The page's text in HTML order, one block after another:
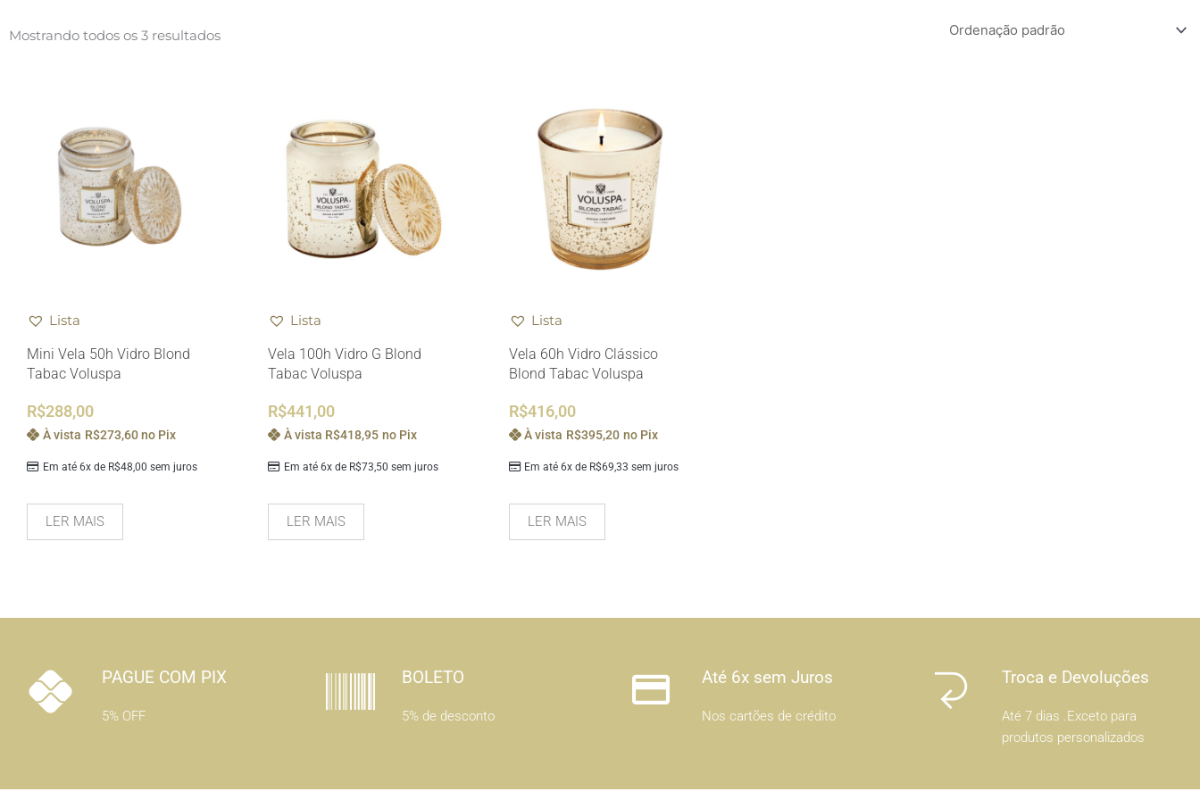
Mostrando todos os 3 resultados
Lista
Mini Vela 50h Vidro Blond
Tabac Voluspa
R$288,00
Em até 6x de R$48,00 sem juros
À vista R$273,60 no Pix
LER MAIS
Lista
Vela 100h Vidro G Blond
Tabac Voluspa
R$441,00
Em até 6x de R$73,50 sem juros
À vista R$418,95 no Pix
LER MAIS
Lista
Vela 60h Vidro Clássico
Blond Tabac Voluspa
R$416,00
Em até 6x de R$69,33 sem juros
À vista R$395,20 no Pix
LER MAIS
PAGUE COM PIX
5% OFF
BOLETO
5% de desconto
Até 6x sem Juros
Nos cartões de crédito
Troca e Devoluções
Até 7 dias .Exceto para
produtos personalizados